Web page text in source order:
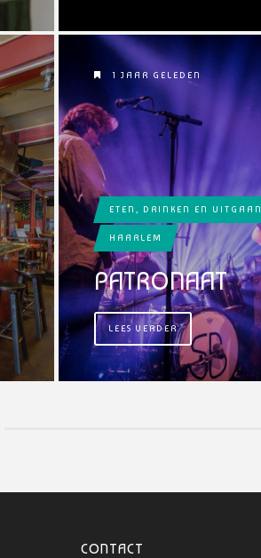
1 JAAR GELEDEN
ETEN, DRINKEN EN UITGAAN
HAARLEM
PATRONAAT
LEES VERDER
CONTACT